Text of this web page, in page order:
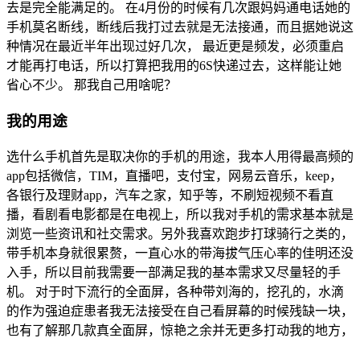
去是完全能满足的。 在4月份的时候有几次跟妈妈通电话她的
手机莫名断线，断线后我打过去就是无法接通，而且据她说这
种情况在最近半年出现过好几次， 最近更是频发，必须重启
才能再打电话，所以打算把我用的6S快递过去，这样能让她
省心不少。 那我自己用啥呢？
我的用途
选什么手机首先是取决你的手机的用途，我本人用得最高频的
app包括微信，TIM，直播吧，支付宝，网易云音乐，keep，
各银行及理财app，汽车之家，知乎等，不刷短视频不看直
播，看剧看电影都是在电视上，所以我对手机的需求基本就是
浏览一些资讯和社交需求。另外我喜欢跑步打球骑行之类的，
带手机本身就很累赘，一直心水的带海拔气压心率的佳明还没
入手，所以目前我需要一部满足我的基本需求又尽量轻的手
机。 对于时下流行的全面屏，各种带刘海的，挖孔的，水滴
的作为强迫症患者我无法接受在自己看屏幕的时候残缺一块，
也有了解那几款真全面屏，惊艳之余并无更多打动我的地方，